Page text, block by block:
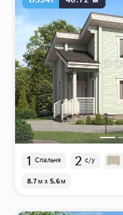
1 Спальня 2 с/у
8.7м x 5.6м